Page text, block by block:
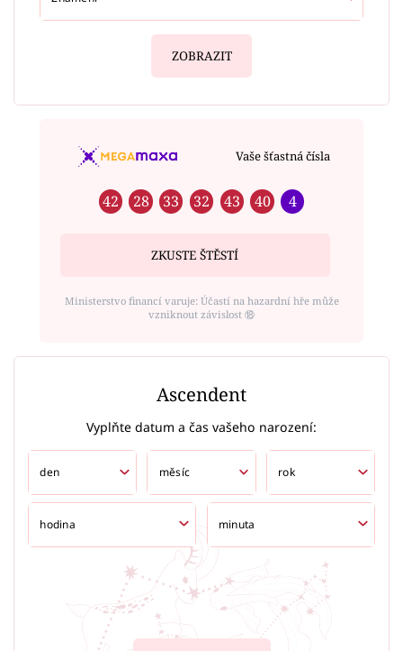
ZOBRAZIT
Vaše šťastná čísla
42 28 33 32 43 40 4
ZKUSTE ŠTĚSTÍ
Ministerstvo financí varuje: Účastí na hazardní hře může
vzniknout závislost ⑱
Ascendent
Vyplňte datum a čas vašeho narození: